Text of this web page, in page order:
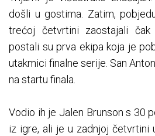
došli u gostima. Zatim,
trećoj četvrtini zaostajali čak
postali su prva ekipa koja je
utakmici finalne serije. San
na startu finala.
Vodio ih je Jalen Brunson s 30
iz igre, ali je u zadnjoj četvrtini